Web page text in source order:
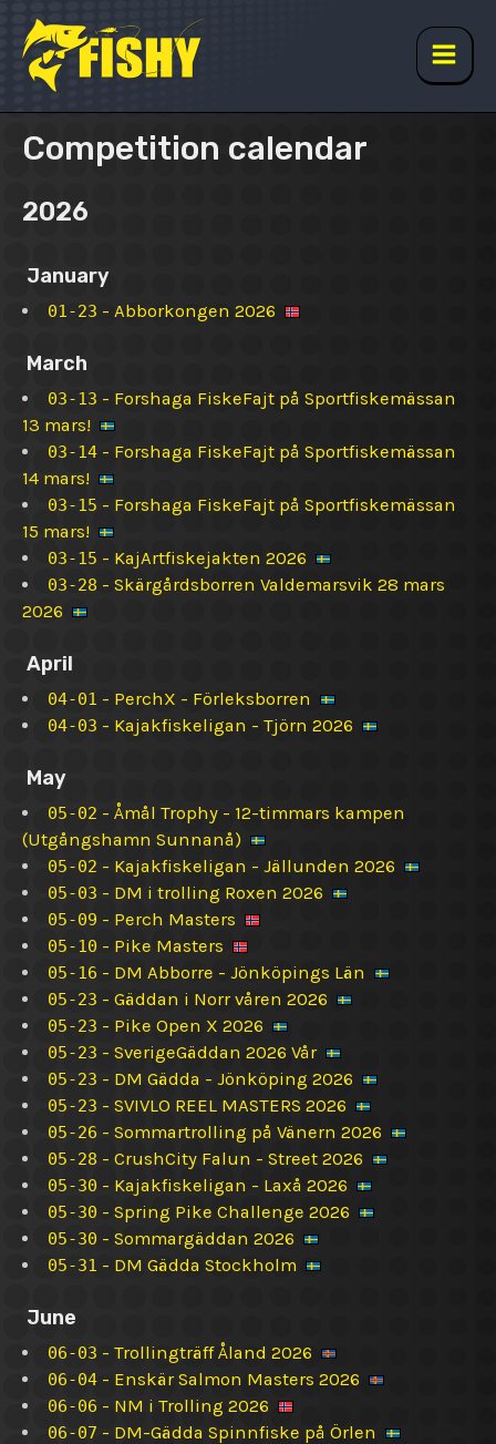
content
Main
Competition calendar
2026
January
01-23 - Abborkongen 2026
March
03-13 - Forshaga FiskeFajt på Sportfiskemässan
13 mars!
03-14- Forshaga FiskeFajt på Sportfiskemässan
14 mars!
03-15 - Forshaga FiskeFajt på Sportfiskemässan
15 mars!
03-15 - KajArtfiskejakten 2026
03-28 - Skärgårdsborren Valdemarsvik 28 mars
2026
April
04-01 - PerchX - Förleksborren
04-03 - Kajakfiskeligan - Tjörn 2026
May
05-02 - Åmål Trophy - 12-timmars kampen
(Utgångshamn Sunnanå)
05-02 - Kajakfiskeligan - Jällunden 2026
05-03 - DM i trolling Roxen 2026
05-09 - Perch Masters
05-10 - Pike Masters
05-16 - DM Abborre - Jönköpings Län
05-23 - Gäddan i Norr våren 2026
05-23 - Pike Open X 2026
05-23 - SverigeGäddan 2026 Vår
05-23 - DM Gädda - Jönköping 2026
05-23 - SVIVLO REEL MASTERS 2026
05-26 - Sommartrolling på Vänern 2026
05-28 - CrushCity Falun - Street 2026
05-30 - Kajakfiskeligan - Laxå 2026
05-30 - Spring Pike Challenge 2026
05-30 - Sommargäddan 2026
05-31 - DM Gädda Stockholm
June
06-03 - Trollingträff Åland 2026
06-04- Enskär Salmon Masters 2026
06-06 - NM i Trolling 2026
06-07 - DM-Gädda Spinnfiske på Örlen